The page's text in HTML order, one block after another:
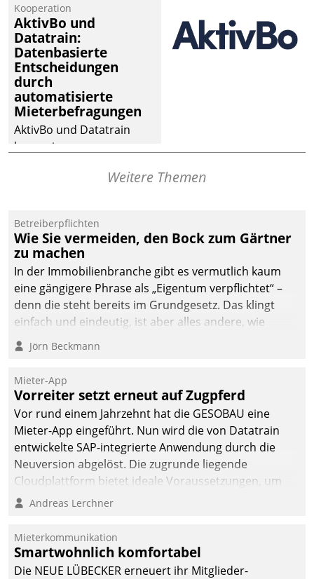
passende Fragen und
Schlagworte auswirft.
Eine intuitive
Dialogführung ermöglicht
dem externen
Serviceteam, Anrufe von
Mietenden zügiger und
effizienter zu bearbeiten.
Kooperation
AktivBo und
Datatrain:
Datenbasierte
Entscheidungen
durch
automatisierte
Mieterbefragungen
AktivBo und Datatrain
kooperieren –
profitieren: Die nahtlose
Datatrain ermöglicht
automatisiert ausgelöste,
zielgerichtete
Mieterbefragungen – eine
starke Grundlage für
intelligente,
Entscheidungen.
Weitere Themen
Betreiberpflichten
Wie Sie vermeiden, den Bock zum Gärtner
zu machen
In der Immobilienbranche gibt es vermutlich kaum
eine gängigere Phrase als „Eigentum verpflichtet“ –
denn die steht bereits im Grundgesetz. Das klingt
einfach und eindeutig, ist aber alles andere, wie
Branchenbeschäftigte wissen. Denn mit der
Verantwortung folgen Verpflichtungen.
Jörn Beckmann
Mieter-App
Vorreiter setzt erneut auf Zugpferd
Vor rund einem Jahrzehnt hat die GESOBAU eine
Mieter-App eingeführt. Nun wird die von Datatrain
entwickelte SAP-integrierte Anwendung durch die
Neuversion abgelöst. Die zugrunde liegende
Cloudplattform bietet ideale Voraussetzungen, um
die Funktionalität der App zu erweitern und weitere
integrieren.
Andreas Lerchner
Mieterkommunikation
Smartwohnlich komfortabel
Die NEUE LÜBECKER erneuert ihr Mitglieder-